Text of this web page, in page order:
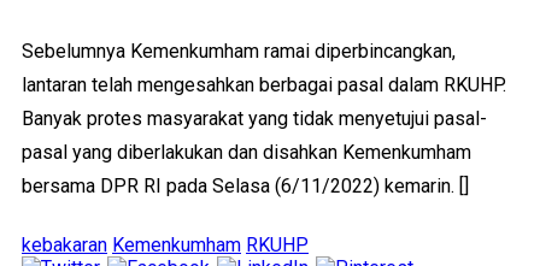
Sebelumnya Kemenkumham ramai diperbincangkan,
lantaran telah mengesahkan berbagai pasal dalam RKUHP.
Banyak protes masyarakat yang tidak menyetujui pasal-
pasal yang diberlakukan dan disahkan Kemenkumham
bersama DPR RI pada Selasa (6/11/2022) kemarin. []
kebakaran Kemenkumham RKUHP